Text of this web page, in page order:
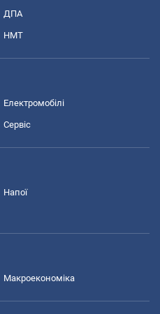
ДПА
НМТ
Електромобілі
Сервіс
Напої
Макроекономіка